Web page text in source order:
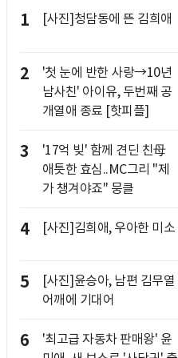
1 [사진]청담동에 뜬 김희애
2
'첫 눈에 반한 사랑→10년
남사친' 아이유, 두번째 공
개열애 종료 [핫피플]
3
'17억 빚' 함께 견딘 친母
애틋한 효심..MC그리 "제
가 챙겨야죠" 뭉클
4 [사진]김희애, 우아한 미소
5
[사진]윤승아, 남편 김무열
어깨에 기대어
6
'최고급 자동차 판매왕' 윤